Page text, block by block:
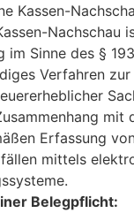
Kassen-
Nachschau
im Sinne des §
Verfahren
mit
Erfassung
mittels
Belegpflicht: